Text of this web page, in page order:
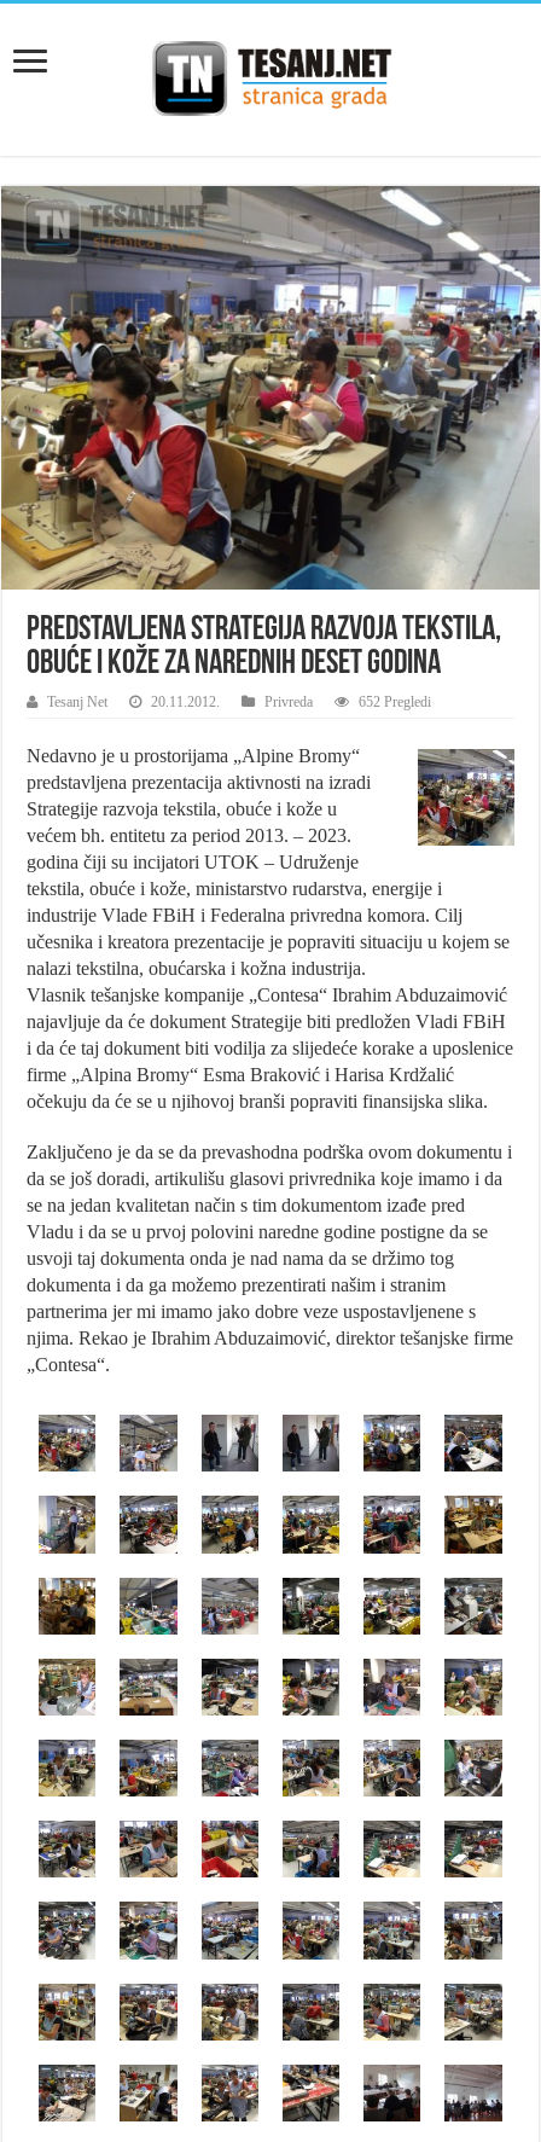
Predstavljena Strategija razvoja tekstila,
obuće i kože za narednih deset godina
Tesanj Net 20.11.2012. Privreda 652 Pregledi
Nedavno je u prostorijama „Alpine Bromy“
predstavljena prezentacija aktivnosti na izradi
Strategije razvoja tekstila, obuće i kože u
većem bh. entitetu za period 2013. – 2023.
godina čiji su incijatori UTOK – Udruženje
tekstila, obuće i kože, ministarstvo rudarstva, energije i
industrije Vlade FBiH i Federalna privredna komora. Cilj
učesnika i kreatora prezentacije je popraviti situaciju u kojem se
nalazi tekstilna, obućarska i kožna industrija.
Vlasnik tešanjske kompanije „Contesa“ Ibrahim Abduzaimović
najavljuje da će dokument Strategije biti predložen Vladi FBiH
i da će taj dokument biti vodilja za slijedeće korake a uposlenice
firme „Alpina Bromy“ Esma Braković i Harisa Krdžalić
očekuju da će se u njihovoj branši popraviti finansijska slika.
Zaključeno je da se da prevashodna podrška ovom dokumentu i
da se još doradi, artikulišu glasovi privrednika koje imamo i da
se na jedan kvalitetan način s tim dokumentom izađe pred
Vladu i da se u prvoj polovini naredne godine postigne da se
usvoji taj dokumenta onda je nad nama da se držimo tog
dokumenta i da ga možemo prezentirati našim i stranim
partnerima jer mi imamo jako dobre veze uspostavljenene s
njima. Rekao je Ibrahim Abduzaimović, direktor tešanjske firme
„Contesa“.